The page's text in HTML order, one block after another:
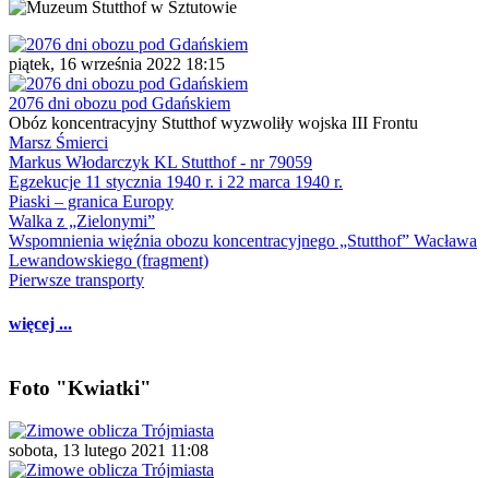
piątek, 16 września 2022 18:15
2076 dni obozu pod Gdańskiem
Obóz koncentracyjny Stutthof wyzwoliły wojska III Frontu
Marsz Śmierci
Markus Włodarczyk KL Stutthof - nr 79059
Egzekucje 11 stycznia 1940 r. i 22 marca 1940 r.
Piaski – granica Europy
Walka z „Zielonymi”
Wspomnienia więźnia obozu koncentracyjnego „Stutthof” Wacława
Lewandowskiego (fragment)
Pierwsze transporty
więcej ...
Foto "Kwiatki"
sobota, 13 lutego 2021 11:08